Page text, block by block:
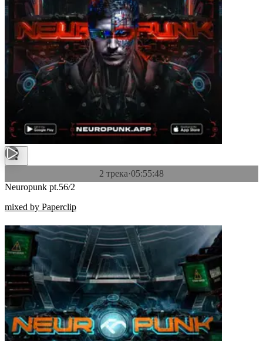
2 трека·05:55:48
Neuropunk pt.56/2
mixed by Paperclip